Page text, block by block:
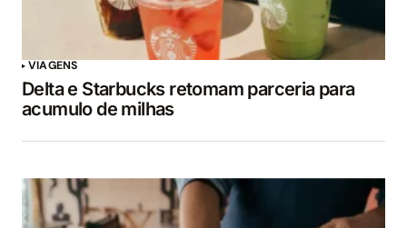
VIAGENS
Delta e Starbucks retomam parceria para
acumulo de milhas